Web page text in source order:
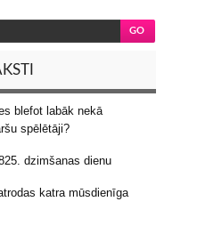
blefot labāk nekā
spēlētāji?
dzimšanas dienu
katra mūsdienīga